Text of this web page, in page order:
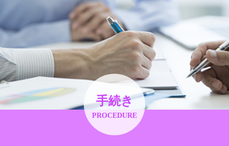
手続き
PROCEDURE